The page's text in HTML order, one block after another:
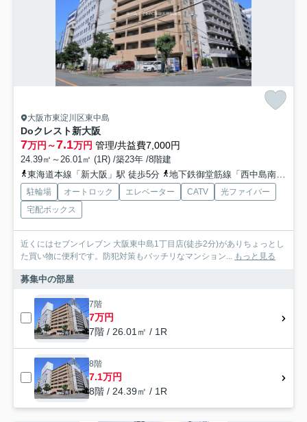
大阪市東淀川区東中島
Doクレスト新大阪
7万円～7.1万円 管理/共益費7,000円
24.39㎡～26.01㎡ (1R) /築23年 /8階建
東海道本線「新大阪」駅 徒歩5分
地下鉄御堂筋線「西中島南方」駅 徒歩7分
駐輪場 オートロック エレベーター CATV
光ファイバー
宅配ボックス
近くにはセブンイレブン 大阪東中島1丁目店(徒歩2分)がありちょっとし
た買い物に便利です。防犯対策もバッチリなマンション...
もっと見る
募集中の部屋
7階
7万円
7階 / 26.01㎡ / 1R
8階
7.1万円
8階 / 24.39㎡ / 1R